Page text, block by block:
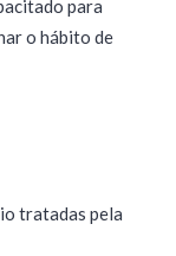
para
o hábito de
tratadas pela